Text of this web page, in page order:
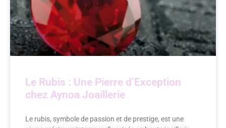
Le Rubis : Une Pierre d’Exception
chez Aynoa Joaillerie
Le rubis, symbole de passion et de prestige, est une